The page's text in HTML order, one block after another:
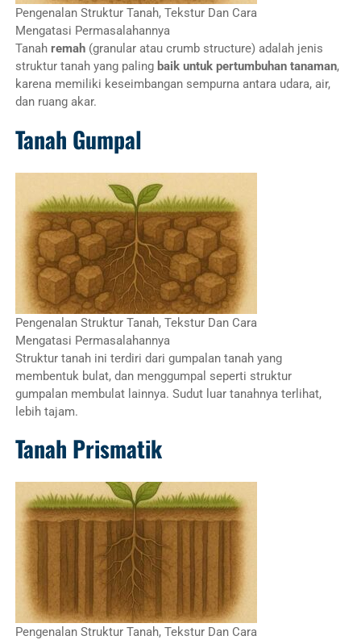
Pengenalan Struktur Tanah, Tekstur Dan Cara
Mengatasi Permasalahannya
Tanah remah(granular atau crumb structure) adalah jenis
struktur tanah yang paling baik untuk pertumbuhan tanaman,
karena memiliki keseimbangan sempurna antara udara, air,
dan ruang akar.
Tanah Gumpal
Pengenalan Struktur Tanah, Tekstur Dan Cara
Mengatasi Permasalahannya
Struktur tanah ini terdiri dari gumpalan tanah yang
membentuk bulat, dan menggumpal seperti struktur
gumpalan membulat lainnya. Sudut luar tanahnya terlihat,
lebih tajam.
Tanah Prismatik
Pengenalan Struktur Tanah, Tekstur Dan Cara